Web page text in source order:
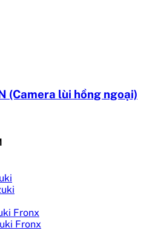
(Camera lùi hồng ngoại)
Fronx
Fronx